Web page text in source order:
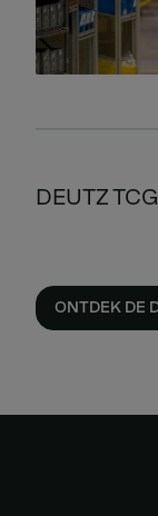
DEUTZ
ONTDEK DE